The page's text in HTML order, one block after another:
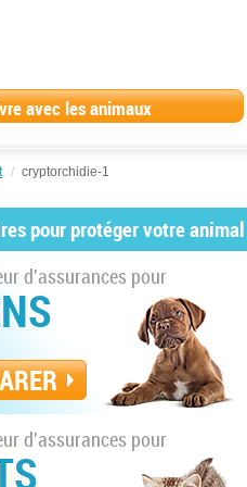
avec les animaux
/ cryptorchidie-1
pour protéger votre animal
d'assurances pour
d'assurances pour